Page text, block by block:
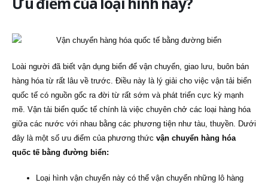
Loài người đã biết vận dụng biển để vận chuyển, giao lưu, buôn bán
hàng hóa từ rất lâu về trước. Điều này là lý giải cho việc vận tải biển
quốc tế có nguồn gốc ra đời từ rất sớm và phát triển cực kỳ mạnh
mẽ. Vận tải biển quốc tế chính là việc chuyên chở các loại hàng hóa
giữa các nước với nhau bằng các phương tiện như tàu, thuyền. Dưới
đây là một số ưu điểm của phương thức vận chuyển hàng hóa
quốc tế bằng đường biển:
Loại hình vận chuyển này có thể vận chuyển những lô hàng